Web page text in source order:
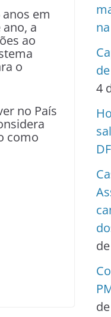
em
a
ao
o
no País
como
4